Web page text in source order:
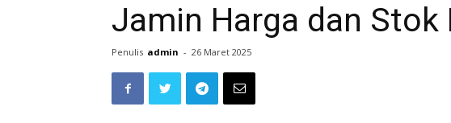
Jamin Harga dan Stok
Penulis admin - 26 Maret 2025